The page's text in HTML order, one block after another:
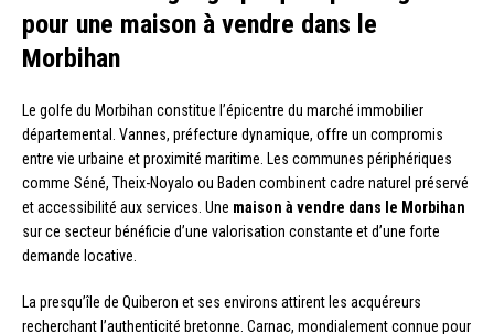
pour une maison à vendre dans le
Morbihan
Le golfe du Morbihan constitue l’épicentre du marché immobilier
départemental. Vannes, préfecture dynamique, offre un compromis
entre vie urbaine et proximité maritime. Les communes périphériques
comme Séné, Theix-Noyalo ou Baden combinent cadre naturel préservé
et accessibilité aux services. Une maison à vendre dans le Morbihan
sur ce secteur bénéficie d’une valorisation constante et d’une forte
demande locative.
La presqu’île de Quiberon et ses environs attirent les acquéreurs
recherchant l’authenticité bretonne. Carnac, mondialement connue pour